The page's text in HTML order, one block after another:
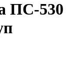
ПС-530